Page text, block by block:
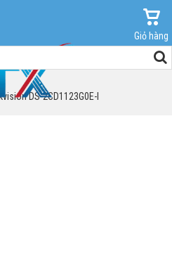
Giỏ hàng
DS-2CD1123G0E-I